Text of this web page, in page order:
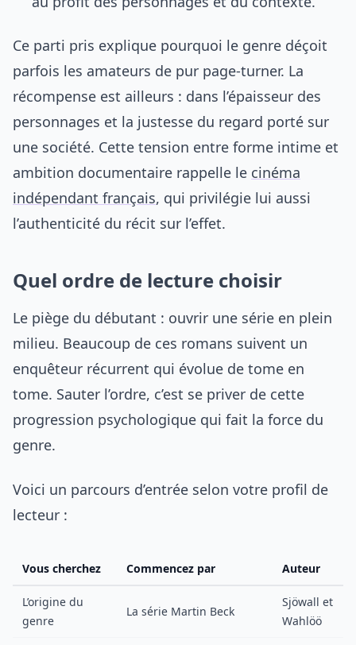
Ce parti pris explique pourquoi le genre déçoit
parfois les amateurs de pur page-turner. La
récompense est ailleurs : dans l’épaisseur des
personnages et la justesse du regard porté sur
une société. Cette tension entre forme intime et
ambition documentaire rappelle le cinéma
indépendant français, qui privilégie lui aussi
l’authenticité du récit sur l’effet.
Quel ordre de lecture choisir
Le piège du débutant : ouvrir une série en plein
milieu. Beaucoup de ces romans suivent un
enquêteur récurrent qui évolue de tome en
tome. Sauter l’ordre, c’est se priver de cette
progression psychologique qui fait la force du
genre.
Voici un parcours d’entrée selon votre profil de
lecteur :
Vous cherchez Commencez par Auteur
L’origine du
genre
La série Martin Beck
Sjöwall et
Wahlöö